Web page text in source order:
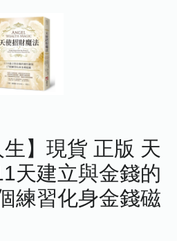
】現貨 正版 天
天建立與金錢的
練習化身金錢磁